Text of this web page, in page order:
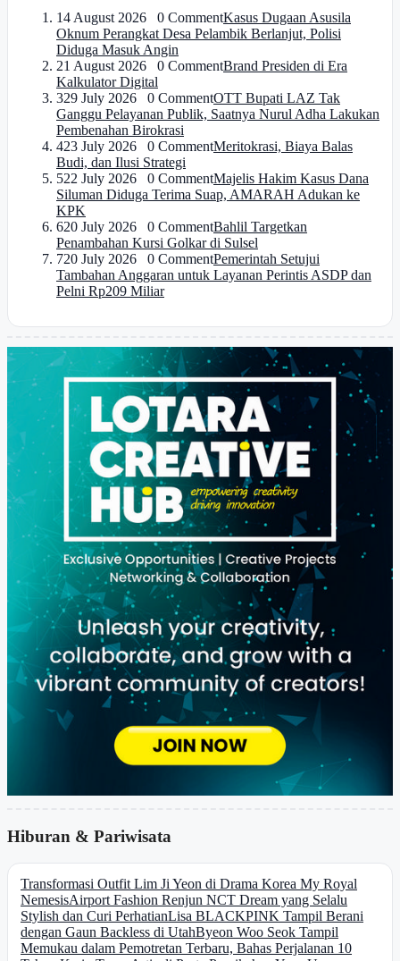
14 August 2026 0 CommentKasus Dugaan Asusila
Oknum Perangkat Desa Pelambik Berlanjut, Polisi
Diduga Masuk Angin
21 August 2026 0 CommentBrand Presiden di Era
Kalkulator Digital
329 July 2026 0 CommentOTT Bupati LAZ Tak
Ganggu Pelayanan Publik, Saatnya Nurul Adha Lakukan
Pembenahan Birokrasi
423 July 2026 0 CommentMeritokrasi, Biaya Balas
Budi, dan Ilusi Strategi
522 July 2026 0 CommentMajelis Hakim Kasus Dana
Siluman Diduga Terima Suap, AMARAH Adukan ke
KPK
620 July 2026 0 CommentBahlil Targetkan
Penambahan Kursi Golkar di Sulsel
720 July 2026 0 CommentPemerintah Setujui
Tambahan Anggaran untuk Layanan Perintis ASDP dan
Pelni Rp209 Miliar
Hiburan & Pariwisata
Transformasi Outfit Lim Ji Yeon di Drama Korea My Royal
NemesisAirport Fashion Renjun NCT Dream yang Selalu
Stylish dan Curi PerhatianLisa BLACKPINK Tampil Berani
dengan Gaun Backless di UtahByeon Woo Seok Tampil
Memukau dalam Pemotretan Terbaru, Bahas Perjalanan 10